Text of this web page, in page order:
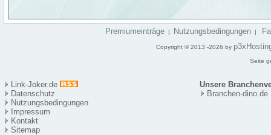
Premiumeinträge | Nutzungsbedingungen |
Copyright © 2013 -2026 by
Seite
Link-Joker.de
Unsere
Datenschutz
Nutzungsbedingungen
Impressum
Kontakt
Sitemap
Branchen-dino.de